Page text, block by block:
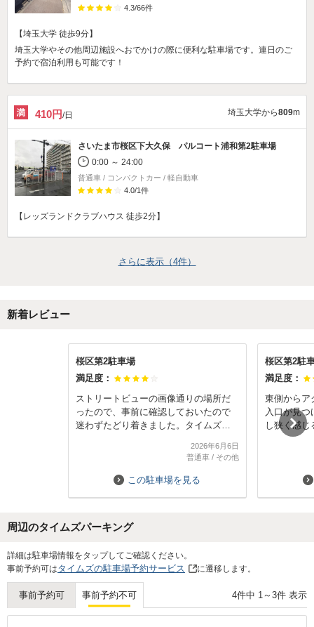
4.3/66件
【埼玉大学 徒歩9分】
埼玉大学やその他周辺施設へおでかけの際に便利な駐車場です。連日のご
予約で宿泊利用も可能です！
410円/日 埼玉大学から809m
さいたま市桜区下大久保 パルコート浦和第2駐車場
0:00 ～ 24:00
普通車 / コンパクトカー / 軽自動車
4.0/1件
【レッズランドクラブハウス 徒歩2分】
さらに表示（4件）
新着レビュー
桜区第2駐車場
満足度：
ストリートビューの画像通りの場所だ
ったので、事前に確認しておいたので
迷わずたどり着きました。タイムズのB
が見当たりませんでしたので、あった
2026年6月6日
普通車/ その他
この駐車場を見る
桜区第2駐
満足度：
東側からア
入口が見つ
し狭く感じ
ではない
周辺のタイムズパーキング
詳細は駐車場情報をタップしてご確認ください。
事前予約可はタイムズの駐車場予約サービス に遷移します。
事前予約可 事前予約不可 4件中 1 ～ 3件 表示